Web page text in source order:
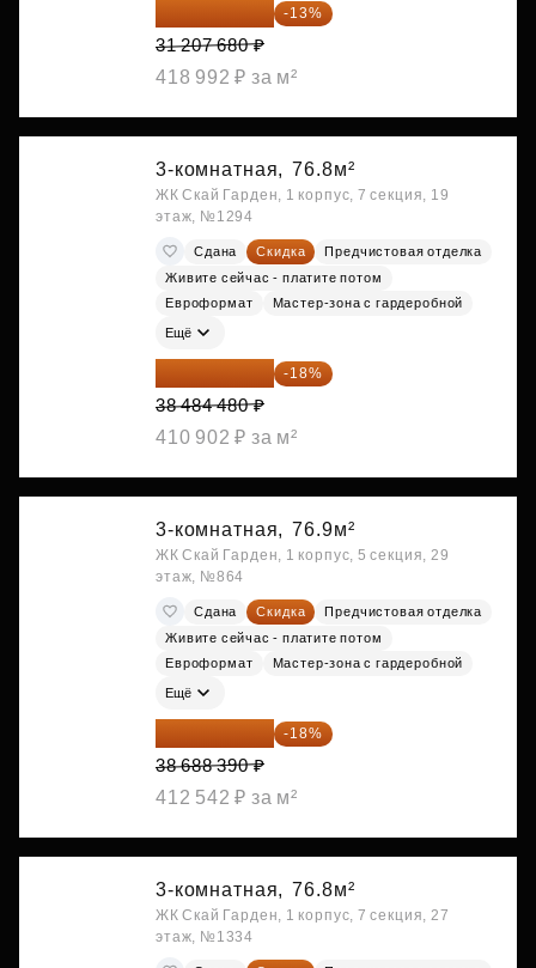
27 150 682 ₽ -13%
31 207 680 ₽
418 992 ₽ за м²
3-комнатная, 76.8м²
ЖК Скай Гарден, 1 корпус, 7 секция, 19
этаж, №1294
Сдана Скидка
Предчистовая отделка
Живите сейчас - платите потом
Евроформат
Мастер-зона с гардеробной
Ещё
31 557 274 ₽ -18%
38 484 480 ₽
410 902 ₽ за м²
3-комнатная, 76.9м²
ЖК Скай Гарден, 1 корпус, 5 секция, 29
этаж, №864
Сдана Скидка
Предчистовая отделка
Живите сейчас - платите потом
Евроформат
Мастер-зона с гардеробной
Ещё
31 724 480 ₽ -18%
38 688 390 ₽
412 542 ₽ за м²
3-комнатная, 76.8м²
ЖК Скай Гарден, 1 корпус, 7 секция, 27
этаж, №1334